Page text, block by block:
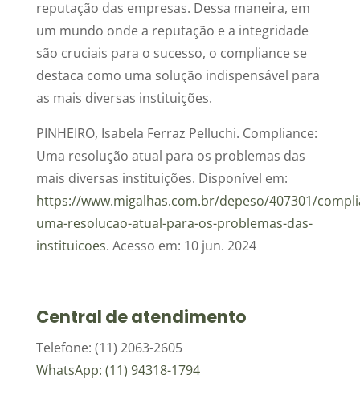
reputação das empresas. Dessa maneira, em
um mundo onde a reputação e a integridade
são cruciais para o sucesso, o compliance se
destaca como uma solução indispensável para
as mais diversas instituições.
PINHEIRO, Isabela Ferraz Pelluchi. Compliance:
Uma resolução atual para os problemas das
mais diversas instituições. Disponível em:
https://www.migalhas.com.br/depeso/407301/
uma-resolucao-atual-para-os-problemas-das-
instituicoes. Acesso em: 10 jun. 2024
Central de atendimento
Telefone: (11) 2063-2605
WhatsApp: (11) 94318-1794